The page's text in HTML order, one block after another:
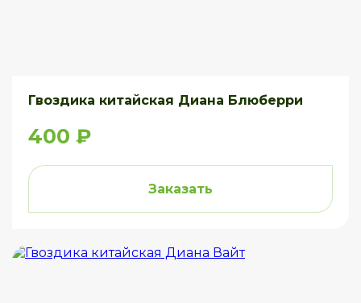
Гвоздика китайская Диана Блюберри
400 ₽
Заказать